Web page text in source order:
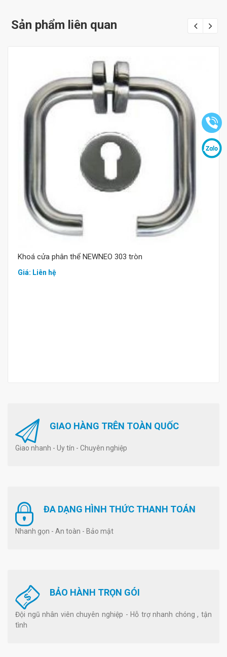
Sản phẩm liên quan
Mua hàng
Khoá cửa phân thể NEWNEO 303 tròn
Giá: Liên hệ
GIAO HÀNG TRÊN TOÀN QUỐC
Giao nhanh - Uy tín - Chuyên nghiệp
ĐA DẠNG HÌNH THỨC THANH TOÁN
Nhanh gọn - An toàn - Bảo mật
BẢO HÀNH TRỌN GÓI
Đội ngũ nhân viên chuyên nghiệp - Hỗ trợ nhanh chóng , tận
tình